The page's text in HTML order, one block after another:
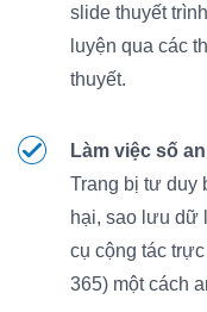
slide thuyết
luyện qua các
thuyết.
Làm việc số
Trang bị tư duy
hại, sao lưu dữ
cụ cộng tác
365) một cách